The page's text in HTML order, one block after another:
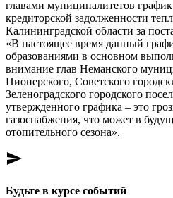
главами муниципалитетов
кредиторской задолженности
Калининградской области за
«В настоящее время данный
образованиями в основном
внимание глав Неманского
Пионерского, Советского
Зеленоградского городского
утвержденного графика – это
газоснабжения, что может в
отопительного сезона».
send
Будьте в курсе событий